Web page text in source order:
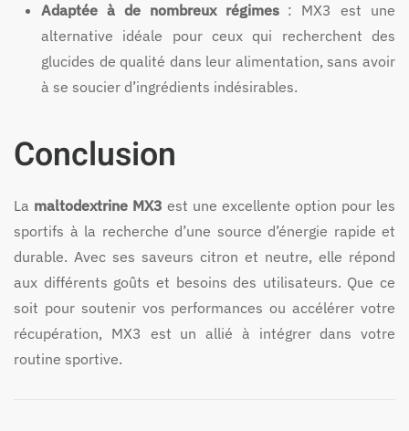
Adaptée à de nombreux régimes: MX3 est une
alternative idéale pour ceux qui recherchent des
glucides de qualité dans leur alimentation, sans avoir
à se soucier d’ingrédients indésirables.
Conclusion
La maltodextrine MX3 est une excellente option pour les
sportifs à la recherche d’une source d’énergie rapide et
durable. Avec ses saveurs citron et neutre, elle répond
aux différents goûts et besoins des utilisateurs. Que ce
soit pour soutenir vos performances ou accélérer votre
récupération, MX3 est un allié à intégrer dans votre
routine sportive.